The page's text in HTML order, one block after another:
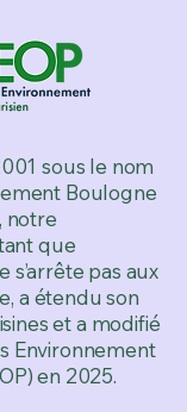
sous le nom
Boulogne
notre
que
s’arrête pas aux
a étendu son
et a modifié
Environnement
en 2025.